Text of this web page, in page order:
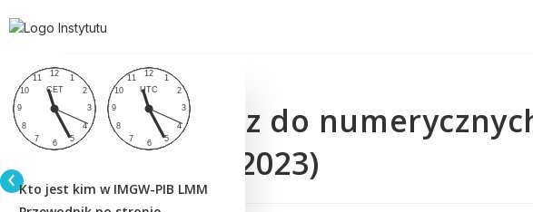
Kto jest kim w IMGW-PIB LMM
Komentarz do
(28/29.03.2023)